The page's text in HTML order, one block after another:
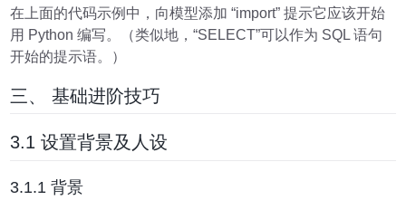
在上面的代码示例中，向模型添加 “import” 提示它应该开始
用 Python 编写。（类似地，“SELECT”可以作为 SQL 语句
开始的提示语。）
三、 基础进阶技巧
3.1 设置背景及人设
3.1.1 背景